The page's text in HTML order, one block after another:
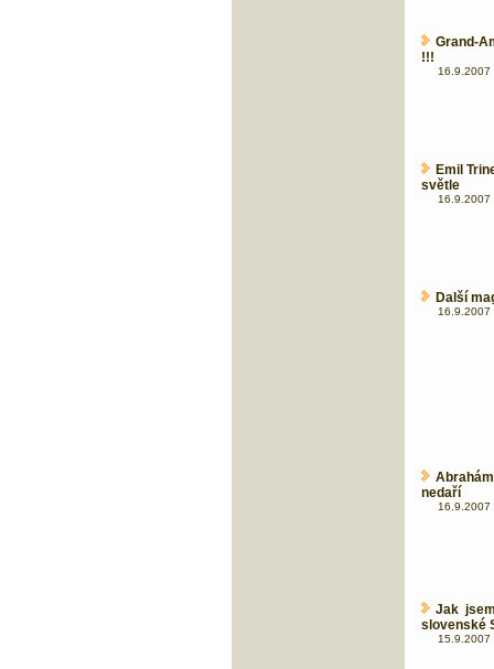
Grand-
!!!
16.9.2007
Emil
světle
16.9.2007
Další
16.9.2007
nedaří
16.9.2007
Jak
slovenské
15.9.2007